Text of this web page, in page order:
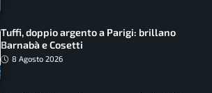
Tuffi, doppio argento a Parigi: brillano
Barnabà e Cosetti
8 Agosto 2026